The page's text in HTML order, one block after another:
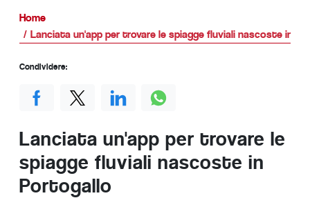
Home
Lanciata un'app per trovare le spiagge fluviali nascoste in
Lanciata un'app per trovare le
spiagge fluviali nascoste in
Portogallo
Condividere: